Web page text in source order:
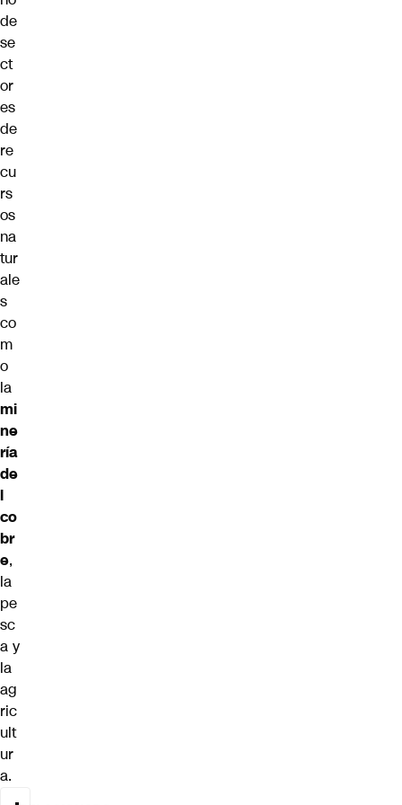
de
se
ct
or
es
de
re
cu
rs
os
na
tur
ale
s
co
m
o
la
mi
ne
ría
de
l
co
br
e,
la
pe
sc
a y
la
ag
ric
ult
ur
a.